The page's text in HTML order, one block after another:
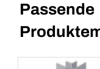
Passende